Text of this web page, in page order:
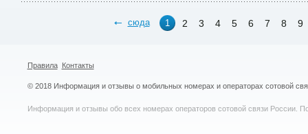
сюда 1 2 3 4 5 6 7 8 9
Правила Контакты
© 2018 Информация и отзывы о мобильных номерах и операторах сотовой
Информация и отзывы обо всех номерах операторов сотовой связи России.